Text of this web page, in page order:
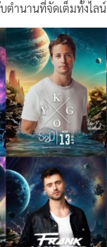
บตำนานที่จัดเต็มทั้ง